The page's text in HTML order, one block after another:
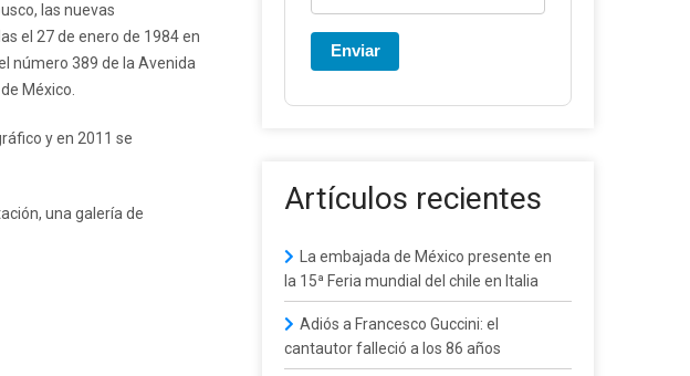
las nuevas
el 27 de enero de 1984 en
número 389 de la Avenida
México.
y en 2011 se
una galería de
Enviar
Artículos recientes
La embajada de México presente en
la 15ª Feria mundial del chile en Italia
Adiós a Francesco Guccini: el
cantautor falleció a los 86 años